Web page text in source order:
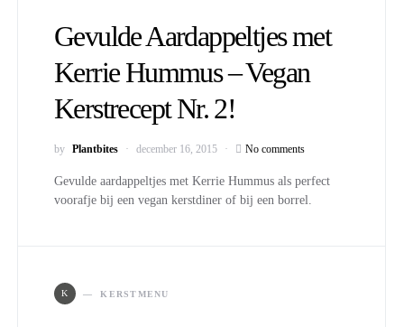
Gevulde Aardappeltjes met
Kerrie Hummus – Vegan
Kerstrecept Nr. 2!
by Plantbites december 16, 2015 No comments
Gevulde aardappeltjes met Kerrie Hummus als perfect
voorafje bij een vegan kerstdiner of bij een borrel.
K KERSTMENU